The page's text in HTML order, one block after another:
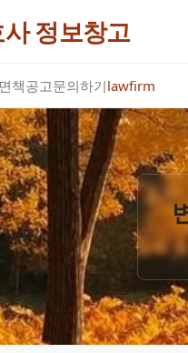
정보창고
면책공고문의하기lawfirm